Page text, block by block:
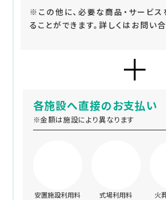
※この他に、必要な商品・サービス
ることができます。詳しくはお問い
各施設へ直接のお支払い
※金額は施設により異なります
安置施設利用料 式場利用料 火